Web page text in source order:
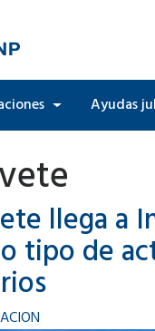
Ayudas
llega a
tipo de